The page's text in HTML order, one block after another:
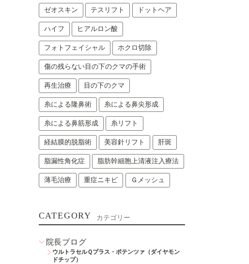
ゼオスキン テスリフト ドットヘア
ハイフ ヒアルロン酸
フォトフェイシャル ホクロ切除
傷の残らない目の下のクマの手術
再生治療 目の下のクマ
糸による隆鼻術 糸による鼻尖形成
糸による鼻筋形成 糸リフト
経結膜的脱脂術 美容針リフト 肝斑
脂漏性角化症 脂肪幹細胞上清液注入療法
薄毛治療 重症ニキビ Ｇメッシュ
CATEGORY カテゴリー
院長ブログ
ウルトラセルＱプラス・ポテンツァ（ダイヤモン
ドチップ）